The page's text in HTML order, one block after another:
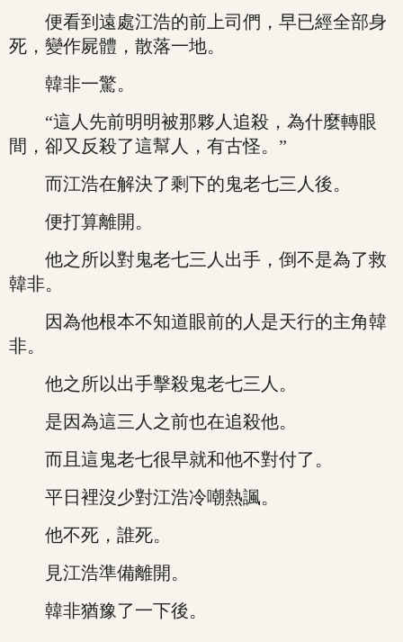
便看到遠處江浩的前上司們，早已經全部身
死，變作屍體，散落一地。
韓非一驚。
“這人先前明明被那夥人追殺，為什麼轉眼
間，卻又反殺了這幫人，有古怪。”
而江浩在解決了剩下的鬼老七三人後。
便打算離開。
他之所以對鬼老七三人出手，倒不是為了救
韓非。
因為他根本不知道眼前的人是天行的主角韓
非。
他之所以出手擊殺鬼老七三人。
是因為這三人之前也在追殺他。
而且這鬼老七很早就和他不對付了。
平日裡沒少對江浩冷嘲熱諷。
他不死，誰死。
見江浩準備離開。
韓非猶豫了一下後。